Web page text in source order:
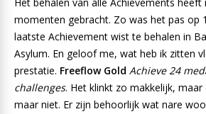
Het behalen van alle Achievements
momenten gebracht. Zo was het pas op
laatste Achievement wist te behalen in
Asylum. En geloof me, wat heb ik zitten
prestatie. Freeflow Gold Achieve 24
challenges. Het klinkt zo makkelijk, maar
maar niet. Er zijn behoorlijk wat nare